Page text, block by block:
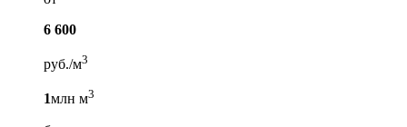
6 600
руб./м3
1млн м3